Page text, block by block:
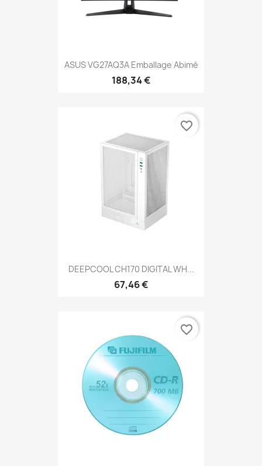
ASUS VG27AQ3A Emballage Abimé
188,34 €
DEEPCOOL CH170 DIGITAL WH...
67,46 €
favorite_border
favorite_border